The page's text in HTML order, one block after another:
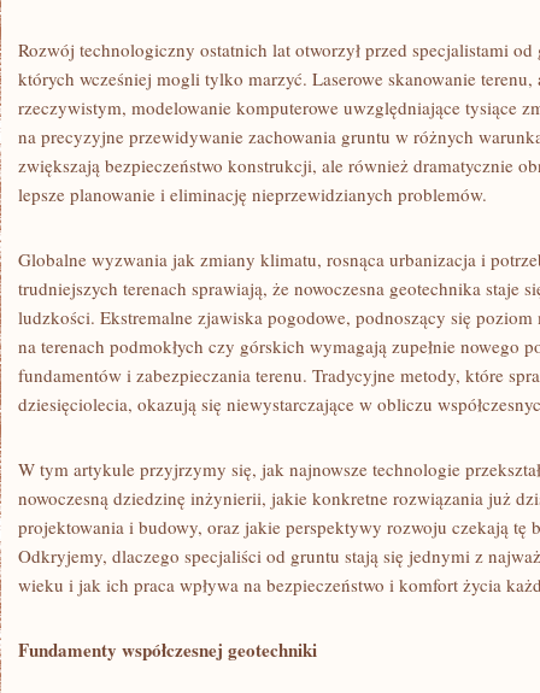
Rozwój technologiczny ostatnich lat otworzył przed specjalistami
których wcześniej mogli tylko marzyć. Laserowe skanowanie terenu,
rzeczywistym, modelowanie komputerowe uwzględniające tysiące
na precyzyjne przewidywanie zachowania gruntu w różnych
zwiększają bezpieczeństwo konstrukcji, ale również dramatycznie
lepsze planowanie i eliminację nieprzewidzianych problemów.
Globalne wyzwania jak zmiany klimatu, rosnąca urbanizacja i
trudniejszych terenach sprawiają, że nowoczesna geotechnika staje
ludzkości. Ekstremalne zjawiska pogodowe, podnoszący się
na terenach podmokłych czy górskich wymagają zupełnie nowego
fundamentów i zabezpieczania terenu. Tradycyjne metody, które
dziesięciolecia, okazują się niewystarczające w obliczu
W tym artykule przyjrzymy się, jak najnowsze technologie
nowoczesną dziedzinę inżynierii, jakie konkretne rozwiązania już
projektowania i budowy, oraz jakie perspektywy rozwoju czekają tę
Odkryjemy, dlaczego specjaliści od gruntu stają się jednymi z
wieku i jak ich praca wpływa na bezpieczeństwo i komfort życia
Fundamenty współczesnej geotechniki